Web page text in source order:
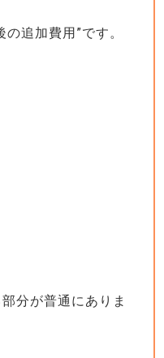
追加費用”です。
分が普通にありま